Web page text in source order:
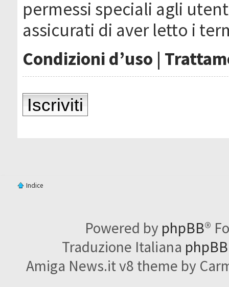
permessi speciali agli
assicurati di aver letto i
Condizioni d’uso |
Iscriviti
Indice
Powered by phpBB®
Traduzione Italiana
Amiga News.it v8 theme by